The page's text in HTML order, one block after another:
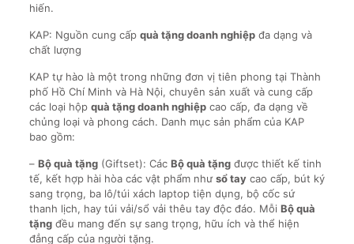
hiến.
KAP: Nguồn cung cấp quà tặng doanh nghiệpđa dạng và
chất lượng
KAP tự hào là một trong những đơn vị tiên phong tại Thành
phố Hồ Chí Minh và Hà Nội, chuyên sản xuất và cung cấp
các loại hộp quà tặng doanh nghiệpcao cấp, đa dạng về
chủng loại và phong cách. Danh mục sản phẩm của KAP
bao gồm:
– Bộ quà tặng(Giftset): Các Bộ quà tặngđược thiết kế tinh
tế, kết hợp hài hòa các vật phẩm như sổ taycao cấp, bút ký
sang trọng, ba lô/túi xách laptop tiện dụng, bộ cốc sứ
thanh lịch, hay túi vải/sổ vải thêu tay độc đáo. Mỗi Bộ quà
tặngđều mang đến sự sang trọng, hữu ích và thể hiện
đẳng cấp của người tặng.